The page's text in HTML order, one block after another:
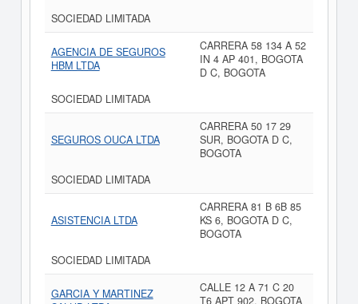
SOCIEDAD LIMITADA
AGENCIA DE SEGUROS
HBM LTDA
CARRERA 58 134 A 52
IN 4 AP 401, BOGOTA
D C, BOGOTA
SOCIEDAD LIMITADA
SEGUROS OUCA LTDA
CARRERA 50 17 29
SUR, BOGOTA D C,
BOGOTA
SOCIEDAD LIMITADA
ASISTENCIA LTDA
CARRERA 81 B 6B 85
KS 6, BOGOTA D C,
BOGOTA
SOCIEDAD LIMITADA
GARCIA Y MARTINEZ
CALLE 12 A 71 C 20
T6 APT 902, BOGOTA